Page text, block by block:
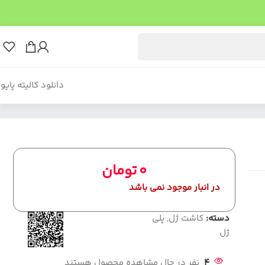
دانلود کالیته
0تومان
در انبار موجود نمی باشد
دسته: کاشت ژل, پلی
ژل